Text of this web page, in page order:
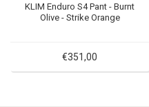
KLIM Enduro S4 Pant - Burnt
Olive - Strike Orange
€351,00